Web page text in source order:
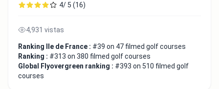
4/ 5 (16)
4,931 vistas
Ranking Ile de France : #39 on 47 filmed golf courses
Ranking : #313 on 380 filmed golf courses
Global Flyovergreen ranking : #393 on 510 filmed golf
courses